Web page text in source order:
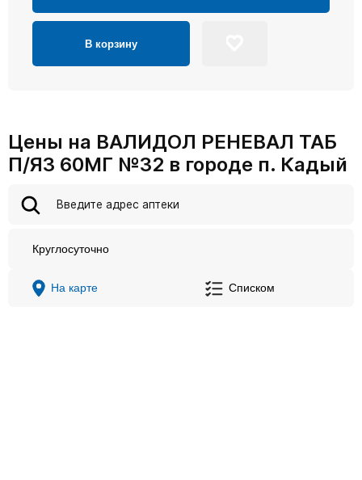
В корзину
Цены на ВАЛИДОЛ РЕНЕВАЛ ТАБ
П/ЯЗ 60МГ №32 в городе п. Кадый
Круглосуточно
На карте Списком